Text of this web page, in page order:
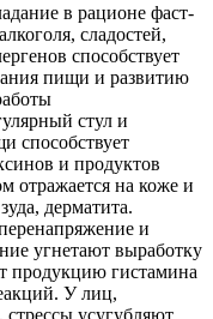
в рационе фаст-
сладостей,
способствует
пищи и развитию
стул и
способствует
и продуктов
отражается на коже и
дерматита.
и
угнетают выработку
продукцию гистамина
У лиц,
усугубляют